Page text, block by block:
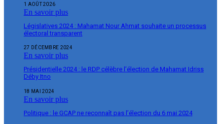
1 AOÛT 2026
En savoir plus
Législatives 2024 : Mahamat Nour Ahmat souhaite un processus
électoral transparent
27 DÉCEMBRE 2024
En savoir plus
Présidentielle 2024 : le RDP célèbre l’élection de Mahamat Idriss
Déby Itno
18 MAI 2024
En savoir plus
Politique : le GCAP ne reconnaît pas l’élection du 6 mai 2024